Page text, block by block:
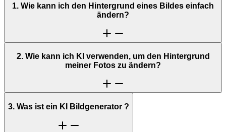
1. Wie kann ich den Hintergrund eines Bildes einfach
ändern?
2. Wie kann ich KI verwenden, um den Hintergrund
meiner Fotos zu ändern?
3. Was ist ein KI Bildgenerator ?